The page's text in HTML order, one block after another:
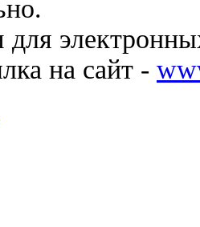
на сайт -